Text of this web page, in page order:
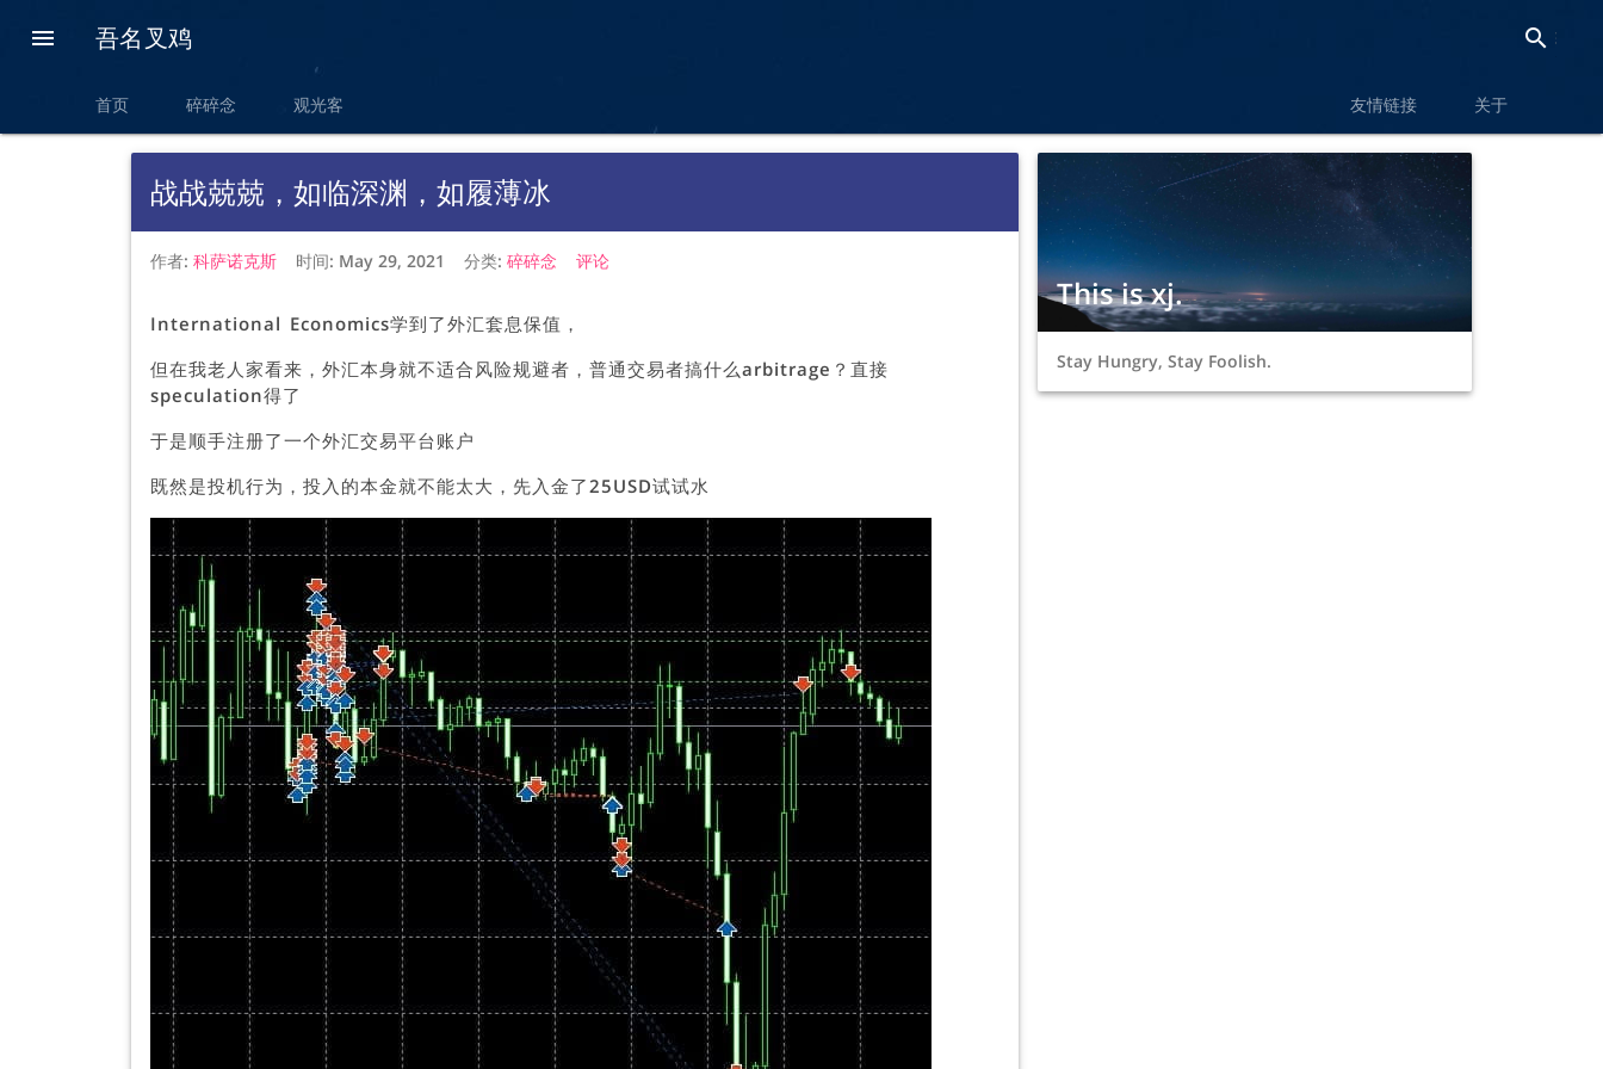
 吾名叉鸡 search
首页 碎碎念 观光客 友情链接 关于
战战兢兢，如临深渊，如履薄冰
作者: 科萨诺克斯 时间: May 29, 2021 分类: 碎碎念 评论
International Economics学到了外汇套息保值，
但在我老人家看来，外汇本身就不适合风险规避者，普通交易者搞什么arbitrage？直接
speculation得了
于是顺手注册了一个外汇交易平台账户
既然是投机行为，投入的本金就不能太大，先入金了25USD试试水
This is xj.
Stay Hungry, Stay Foolish.